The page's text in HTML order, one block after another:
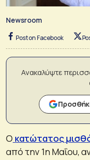
Newsroom
Post on Facebook
Ανακαλύψτε
Ο κατώτατος
από την 1η Μαΐου,